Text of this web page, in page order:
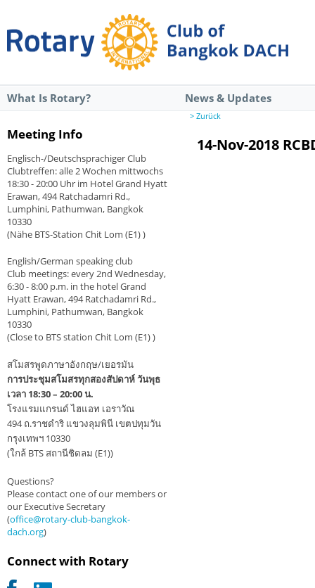
What Is Rotary? News & Updates
Meeting Info
Englisch-/Deutschsprachiger Club
Clubtreffen: alle 2 Wochen mittwochs
18:30 - 20:00 Uhr im Hotel Grand Hyatt
Erawan, 494 Ratchadamri Rd.,
Lumphini, Pathumwan, Bangkok
10330
(Nähe BTS-Station Chit Lom (E1) )
English/German speaking club
Club meetings: every 2nd Wednesday,
6:30 - 8:00 p.m. in the hotel Grand
Hyatt Erawan, 494 Ratchadamri Rd.,
Lumphini, Pathumwan, Bangkok
10330
(Close to BTS station Chit Lom (E1) )
สโมสรพูดภาษาอังกฤษ/เยอรมัน
การประชุมสโมสรทุกสองสัปดาห์ วันพุธ
เวลา 18:30 – 20:00 น.
โรงแรมแกรนด์ ไฮแอท เอราวัณ
494 ถ.ราชดำริ แขวงลุมพินี เขตปทุมวัน
กรุงเทพฯ 10330
(ใกล้ BTS สถานีชิดลม (E1))
Questions?
Please contact one of our members or
our Executive Secretary
(office@rotary-club-bangkok-
dach.org)
Connect with Rotary
> Zurück
14-Nov-2018